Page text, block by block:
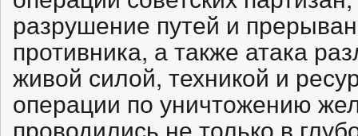
разрушение путей и
противника, а также атака
живой силой, техникой и
операции по уничтожению
проводились не только в